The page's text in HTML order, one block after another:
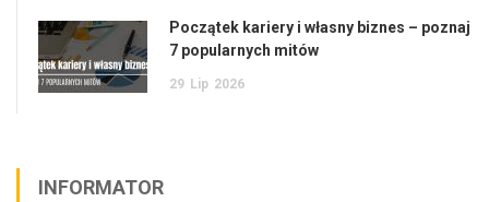
Początek kariery i własny biznes – poznaj
7 popularnych mitów
29 Lip 2026
INFORMATOR